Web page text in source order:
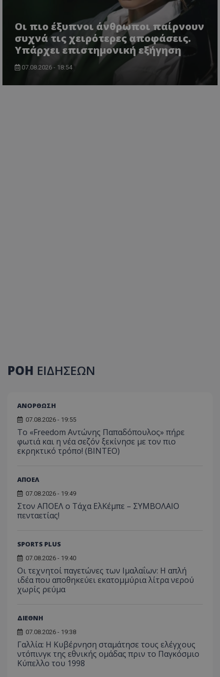
Οι πιο έξυπνοι άνθρωποι παίρνουν
συχνά τις χειρότερες αποφάσεις.
Υπάρχει επιστημονική εξήγηση
07.08.2026 - 18:54
ΡΟΗ ΕΙΔΗΣΕΩΝ
ΑΝΟΡΘΩΣΗ
07.08.2026 - 19:55
Το «Freedom Αντώνης Παπαδόπουλος» πήρε
φωτιά και η νέα σεζόν ξεκίνησε με τον πιο
εκρηκτικό τρόπο! (ΒΙΝΤΕΟ)
ΑΠΟΕΛ
07.08.2026 - 19:49
Στον ΑΠΟΕΛ ο Τάχα ΕλΚέμπε – ΣΥΜΒΟΛΑΙΟ
πενταετίας!
SPORTS PLUS
07.08.2026 - 19:40
Οι τεχνητοί παγετώνες των Ιμαλαΐων: Η απλή
ιδέα που αποθηκεύει εκατομμύρια λίτρα νερού
χωρίς ρεύμα
ΔΙΕΘΝΗ
07.08.2026 - 19:38
Γαλλία: Η Κυβέρνηση σταμάτησε τους ελέγχους
ντόπινγκ της εθνικής ομάδας πριν το Παγκόσμιο
Κύπελλο του 1998